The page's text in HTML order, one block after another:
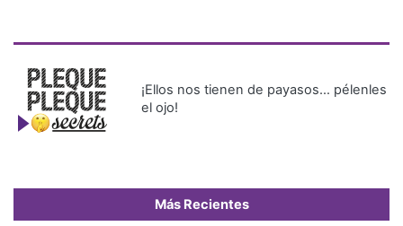
¡Ellos nos tienen de payasos… pélenles
el ojo!
Más Recientes